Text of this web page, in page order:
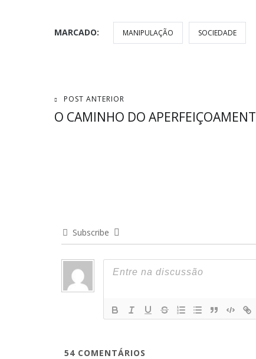
MARCADO: MANIPULAÇÃO SOCIEDADE
Navegação
POST ANTERIOR
O CAMINHO DO
Subscribe
54 COMENTÁRIOS